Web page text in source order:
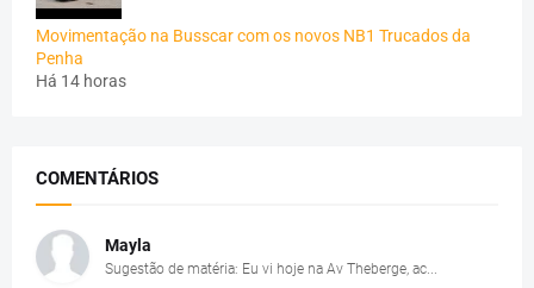
Movimentação na Busscar com os novos NB1 Trucados da
Penha
Há 14 horas
COMENTÁRIOS
Mayla
Sugestão de matéria: Eu vi hoje na Av Theberge, ac...